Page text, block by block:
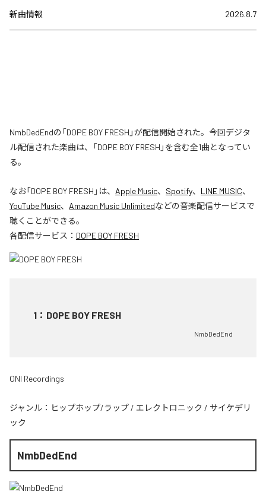
新曲情報 2026.8.7
NmbDedEndの「DOPE BOY FRESH」が配信開始された。今回デジタ
ル配信された楽曲は、「DOPE BOY FRESH」を含む全1曲となってい
る。
なお「DOPE BOY FRESH 」は、 Apple Music、 Spotify、 LINE MUSIC、
YouTube Music、 Amazon Music Unlimitedなどの音楽配信サービスで
聴くことができる。
各配信サービス： DOPE BOY FRESH
1 ： DOPE BOY FRESH
NmbDedEnd
ONI Recordings
ジャンル： ヒップホップ/ラップ / エレクトロニック / サイケデリ
ック
NmbDedEnd